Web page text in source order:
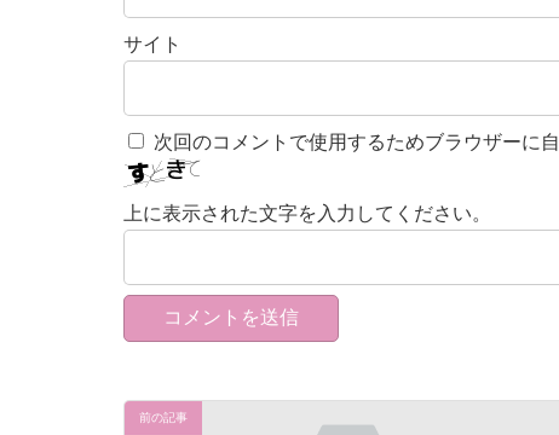
サイト
次回のコメントで使用するためブラウザーに
上に表示された文字を入力してください。
前の記事